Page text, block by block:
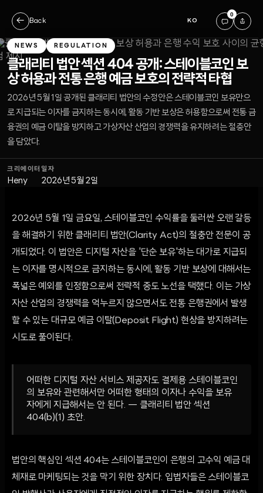
← Back KO
0
NEWS REGULATION
클래리티 법안 섹션 404 공개: 스테이블코인 보
상 허용과 전통 은행 예금 보호의 전략적 타협
2026년 5월 1일 공개된 클래리티 법안의 수정안은 스테이블코인 보유만으
로 지급되는 이자를 금지하는 동시에, 활동 기반 보상은 허용함으로써 전통 금
융권의 예금 이탈을 방지하고 가상자산 산업의 경쟁력을 유지하려는 절충안
을 담았다.
크리에이터
Heny
일자
2026년 5월 2일
2026년 5월 1일 금요일, 스테이블코인 수익률을 둘러싼 오랜 갈등
을 해결하기 위한 클래리티 법안(Clarity Act)의 절충안 전문이 공
개되었다. 이 법안은 디지털 자산을 '단순 보유'하는 대가로 지급되
는 이자를 명시적으로 금지하는 동시에, 활동 기반 보상에 대해서는
폭넓은 예외를 인정함으로써 전략적 중도 노선을 택했다. 이는 가상
자산 산업의 경쟁력을 억누르지 않으면서도 전통 은행권에서 발생
할 수 있는 대규모 예금 이탈(Deposit Flight) 현상을 방지하려는
시도로 풀이된다.
어떠한 디지털 자산 서비스 제공자도 결제용 스테이블코인
의 보유와 관련해서만 어떠한 형태의 이자나 수익을 보유
자에게 지급해서는 안 된다. — 클래리티 법안 섹션
404(b)(1) 초안.
법안의 핵심인 섹션 404는 스테이블코인이 은행의 고수익 예금 대
체재로 마케팅되는 것을 막기 위한 장치다. 입법자들은 스테이블코